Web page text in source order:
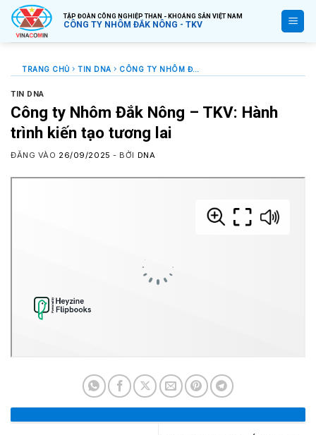
Bỏ
qua
nội
TẬP ĐOÀN CÔNG NGHIỆP THAN - KHOÁNG SẢN VIỆT NAM
CÔNG TY NHÔM ĐẮK NÔNG - TKV
TRANG CHỦ TIN DNA CÔNG TY NHÔM ĐẮK NÔNG – TKV: HÀNH TRÌNH KIẾN TẠO TƯƠNG LAI
TIN DNA
Công ty Nhôm Đắk Nông – TKV: Hành
trình kiến tạo tương lai
ĐĂNG VÀO 26/09/2025 - BỞI DNA